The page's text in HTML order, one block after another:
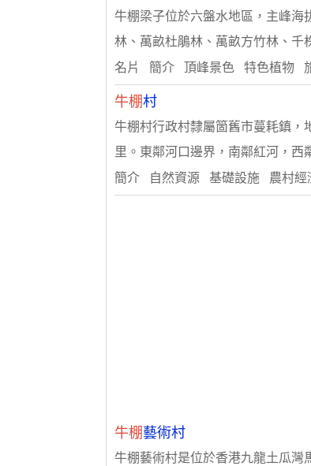
牛棚梁子位於六盤水地區，主峰海
林、萬畝杜鵑林、萬畝方竹林、千
名片 簡介 頂峰景色 特色植物
牛棚村
牛棚村行政村隸屬箇舊市蔓耗鎮，
里。東鄰河口邊界，南鄰紅河，西
簡介 自然資源 基礎設施 農村經
牛棚藝術村
牛棚藝術村是位於香港九龍土瓜灣